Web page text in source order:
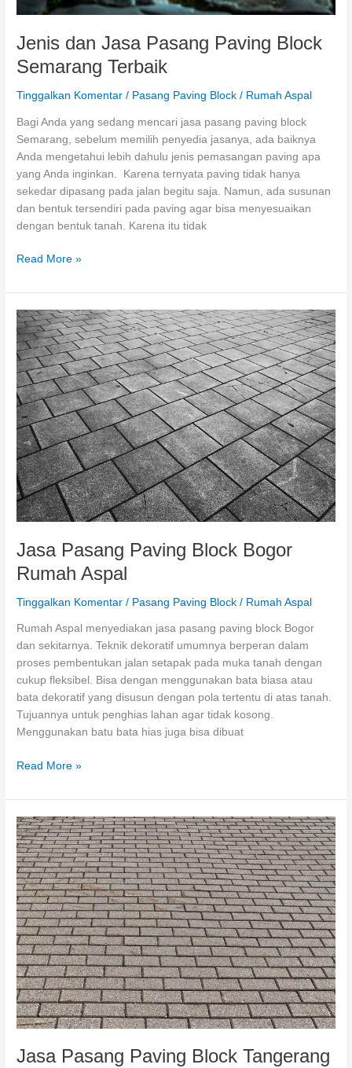
Jenis dan Jasa Pasang Paving Block
Semarang Terbaik
Tinggalkan Komentar / Pasang Paving Block / Rumah Aspal
Bagi Anda yang sedang mencari jasa pasang paving block
Semarang, sebelum memilih penyedia jasanya, ada baiknya
Anda mengetahui lebih dahulu jenis pemasangan paving apa
yang Anda inginkan. Karena ternyata paving tidak hanya
sekedar dipasang pada jalan begitu saja. Namun, ada susunan
dan bentuk tersendiri pada paving agar bisa menyesuaikan
dengan bentuk tanah. Karena itu tidak
Jenis
Jasa
Pasang
Paving
Block
Semarang
Terbaik
Read More »
Jasa Pasang Paving Block Bogor
Rumah Aspal
Tinggalkan Komentar / Pasang Paving Block / Rumah Aspal
Rumah Aspal menyediakan jasa pasang paving block Bogor
dan sekitarnya. Teknik dekoratif umumnya berperan dalam
proses pembentukan jalan setapak pada muka tanah dengan
cukup fleksibel. Bisa dengan menggunakan bata biasa atau
bata dekoratif yang disusun dengan pola tertentu di atas tanah.
Tujuannya untuk penghias lahan agar tidak kosong.
Menggunakan batu bata hias juga bisa dibuat
Jasa
Paving
Block
Bogor
Rumah
Aspal
Read More »
Jasa Pasang Paving Block Tangerang